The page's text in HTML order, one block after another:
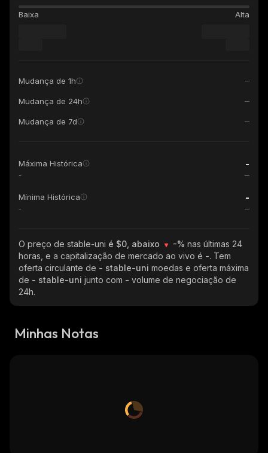
Baixa Alta
Mudança de 1h
Mudança de 24h
Mudança de 7d
Máxima Histórica -
-
Mínima Histórica -
-
O preço de stable-uni é $0, abaixo -% nas últimas 24
horas, e a capitalização de mercado ao vivo é -. Tem
oferta circulante de - stable-uni moedas e oferta máxima
de - stable-uni junto com - volume de negociação de
24h.
Minhas Notas